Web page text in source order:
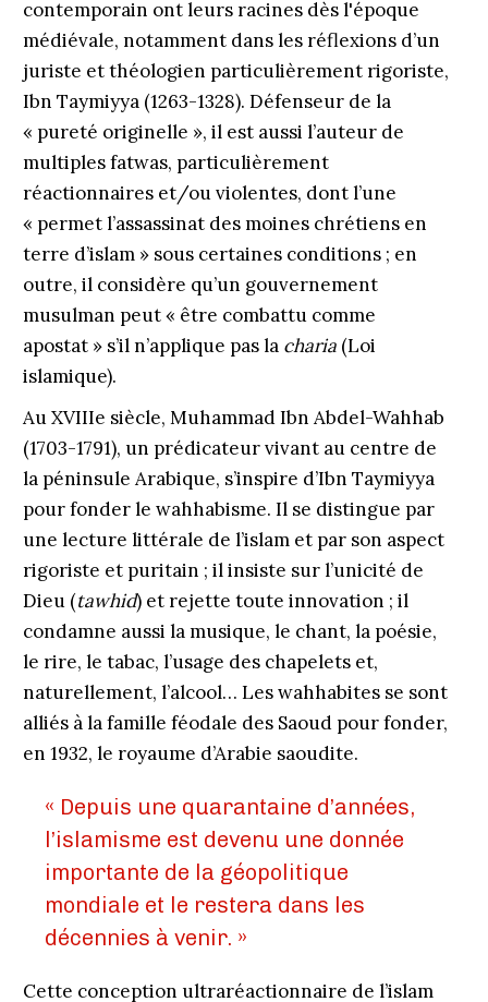
contemporain ont leurs racines dès l'époque
médiévale, notamment dans les réflexions d’un
juriste et théologien particulièrement rigoriste,
Ibn Taymiyya (1263-1328). Défenseur de la
« pureté originelle », il est aussi l’auteur de
multiples fatwas, particulièrement
réactionnaires et/ou violentes, dont l’une
« permet l’assassinat des moines chrétiens en
terre d’islam » sous certaines conditions ; en
outre, il considère qu’un gouvernement
musulman peut « être combattu comme
apostat » s’il n’applique pas la charia(Loi
islamique).
Au XVIIIe siècle, Muhammad Ibn Abdel-Wahhab
(1703-1791), un prédicateur vivant au centre de
la péninsule Arabique, s’inspire d’Ibn Taymiyya
pour fonder le wahhabisme. Il se distingue par
une lecture littérale de l’islam et par son aspect
rigoriste et puritain ; il insiste sur l’unicité de
Dieu (tawhid) et rejette toute innovation ; il
condamne aussi la musique, le chant, la poésie,
le rire, le tabac, l’usage des chapelets et,
naturellement, l’alcool… Les wahhabites se sont
alliés à la famille féodale des Saoud pour fonder,
en 1932, le royaume d’Arabie saoudite.
« Depuis une quarantaine d’années,
l’islamisme est devenu une donnée
importante de la géopolitique
mondiale et le restera dans les
décennies à venir. »
Cette conception ultraréactionnaire de l’islam